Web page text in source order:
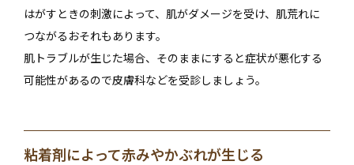
はがすときの刺激によって、肌がダメージを受け、肌荒れに
つながるおそれもあります。
肌トラブルが生じた場合、そのままにすると症状が悪化する
可能性があるので皮膚科などを受診しましょう。
粘着剤によって赤みやかぶれが生じる